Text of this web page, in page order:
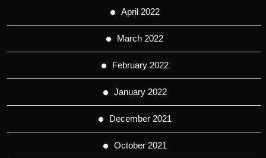
April 2022
March 2022
February 2022
January 2022
December 2021
October 2021